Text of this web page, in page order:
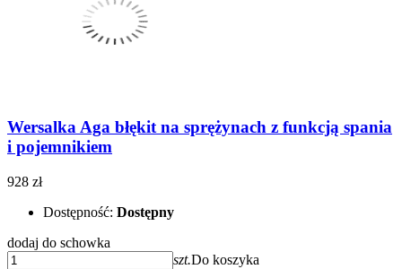
Wersalka Aga błękit na sprężynach z funkcją spania
i pojemnikiem
928 zł
Dostępność: Dostępny
dodaj do schowka
szt.Do koszyka